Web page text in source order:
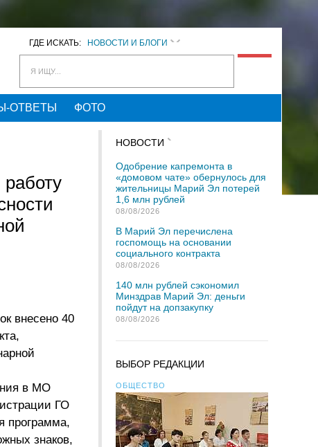
ГДЕ ИСКАТЬ: НОВОСТИ И БЛОГИ
Я ИЩУ...
ОТВЕТЫ ФОТО
внесено 40
в МО
ГО
программа,
знаков,
НОВОСТИ
Одобрение капремонта в
«домовом чате» обернулось для
жительницы Марий Эл потерей
1,6 млн рублей
08/08/2026
В Марий Эл перечислена
госпомощь на основании
социального контракта
08/08/2026
140 млн рублей сэкономил
Минздрав Марий Эл: деньги
пойдут на допзакупку
08/08/2026
ВЫБОР РЕДАКЦИИ
ОБЩЕСТВО